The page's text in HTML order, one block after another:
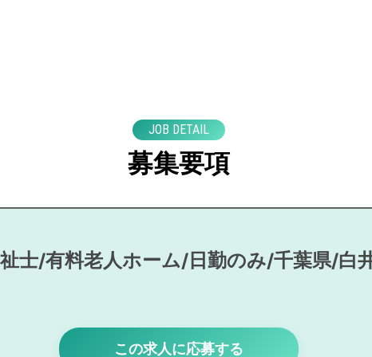
JOB DETAIL
募集要項
士/有料老人ホーム/日勤のみ/千葉県/白
この求人に応募する